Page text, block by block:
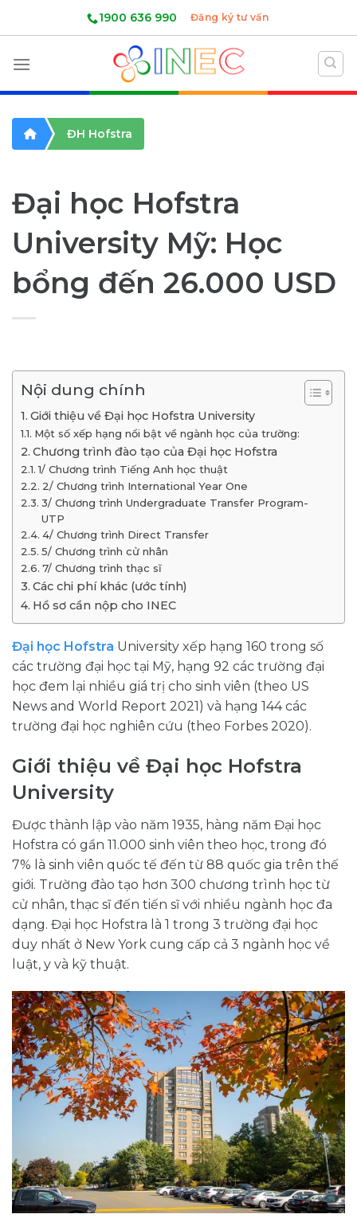
1900 636 990 Đăng ký tư vấn
ĐH Hofstra
Đại học Hofstra
University Mỹ: Học
bổng đến 26.000 USD
Nội dung chính
Giới thiệu về Đại học Hofstra University
Một số xếp hạng nổi bật về ngành học của trường:
Chương trình đào tạo của Đại học Hofstra
1/ Chương trình Tiếng Anh học thuật
2/ Chương trình International Year One
3/ Chương trình Undergraduate Transfer Program-
UTP
4/ Chương trình Direct Transfer
5/ Chương trình cử nhân
7/ Chương trình thạc sĩ
Các chi phí khác (ước tính)
Hồ sơ cần nộp cho INEC
Đại học Hofstra University xếp hạng 160 trong số
các trường đại học tại Mỹ, hạng 92 các trường đại
học đem lại nhiều giá trị cho sinh viên (theo US
News and World Report 2021) và hạng 144 các
trường đại học nghiên cứu (theo Forbes 2020).
Giới thiệu về Đại học Hofstra
University
Được thành lập vào năm 1935, hàng năm Đại học
Hofstra có gần 11.000 sinh viên theo học, trong đó
7% là sinh viên quốc tế đến từ 88 quốc gia trên thế
giới. Trường đào tạo hơn 300 chương trình học từ
cử nhân, thạc sĩ đến tiến sĩ với nhiều ngành học đa
dạng. Đại học Hofstra là 1 trong 3 trường đại học
duy nhất ở New York cung cấp cả 3 ngành học về
luật, y và kỹ thuật.